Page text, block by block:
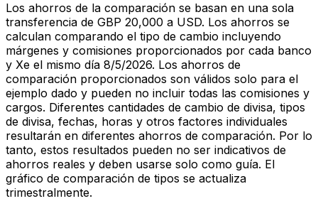
Los ahorros de la comparación se basan en una sola
transferencia de GBP 20,000 a USD. Los ahorros se
calculan comparando el tipo de cambio incluyendo
márgenes y comisiones proporcionados por cada banco
y Xe el mismo día 8/5/2026. Los ahorros de
comparación proporcionados son válidos solo para el
ejemplo dado y pueden no incluir todas las comisiones y
cargos. Diferentes cantidades de cambio de divisa, tipos
de divisa, fechas, horas y otros factores individuales
resultarán en diferentes ahorros de comparación. Por lo
tanto, estos resultados pueden no ser indicativos de
ahorros reales y deben usarse solo como guía. El
gráfico de comparación de tipos se actualiza
trimestralmente.